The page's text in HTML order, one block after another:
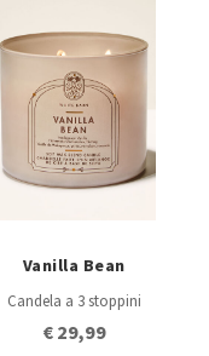
Vanilla Bean
Candela a 3 stoppini
€ 29,99